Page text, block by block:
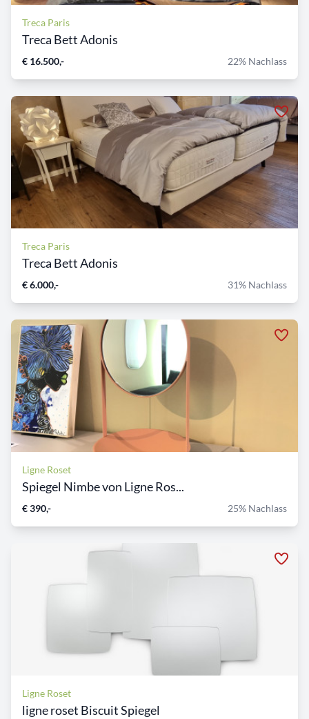
Treca Paris
Treca Bett Adonis
€ 16.500,- 22% Nachlass
Treca Paris
Treca Bett Adonis
€ 6.000,- 31% Nachlass
Ligne Roset
Spiegel Nimbe von Ligne Ros...
€ 390,- 25% Nachlass
Ligne Roset
ligne roset Biscuit Spiegel